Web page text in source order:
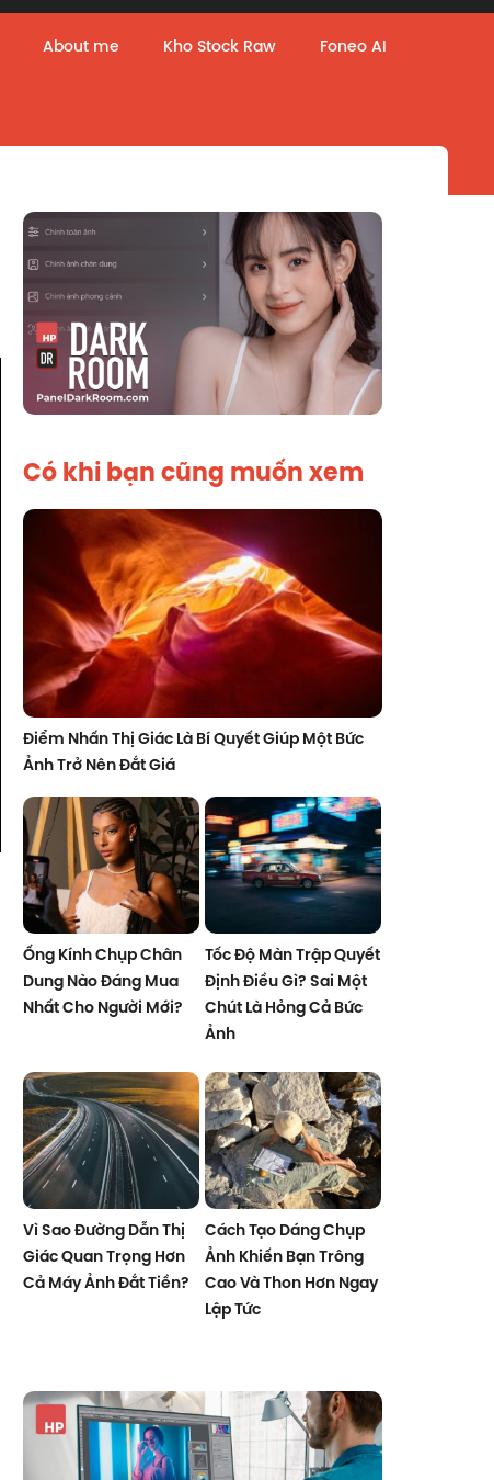
About me Kho Stock Raw Foneo AI
Có khi bạn cũng muốn xem
Điểm Nhấn Thị Giác Là Bí Quyết Giúp Một Bức
Ảnh Trở Nên Đắt Giá
Ống Kính Chụp Chân
Dung Nào Đáng Mua
Nhất Cho Người Mới?
Tốc Độ Màn Trập Quyết
Định Điều Gì? Sai Một
Chút Là Hỏng Cả Bức
Ảnh
Vì Sao Đường Dẫn Thị
Giác Quan Trọng Hơn
Cả Máy Ảnh Đắt Tiền?
Cách Tạo Dáng Chụp
Ảnh Khiến Bạn Trông
Cao Và Thon Hơn Ngay
Lập Tức